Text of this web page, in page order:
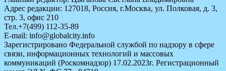
Адрес редакции: 127018, Россия, г.Москва, ул. Полковая, д. 3,
стр. 3, офис 210
Тел.+7(499) 112-35-89
E-mail: info@globalcity.info
Зарегистрировано Федеральной службой по надзору в сфере
связи, информационных технологий и массовых
коммуникаций (Роскомнадзор) 17.02.2023г. Регистрационный